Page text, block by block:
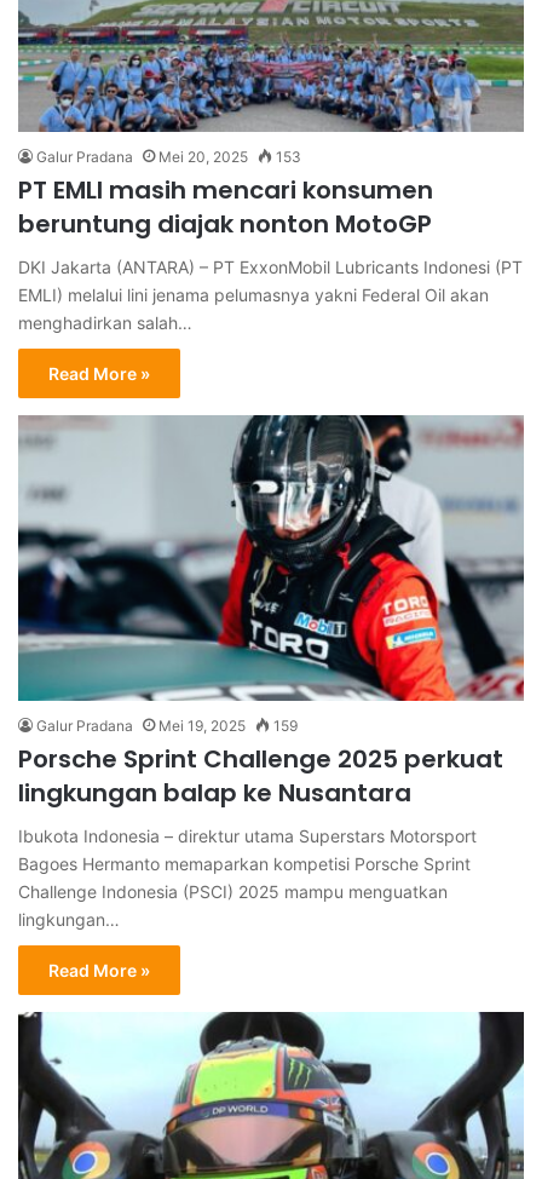
Galur Pradana Mei 20, 2025 153
PT EMLI masih mencari konsumen
beruntung diajak nonton MotoGP
DKI Jakarta (ANTARA) – PT ExxonMobil Lubricants Indonesi (PT
EMLI) melalui lini jenama pelumasnya yakni Federal Oil akan
menghadirkan salah…
Read More »
Galur Pradana Mei 19, 2025 159
Porsche Sprint Challenge 2025 perkuat
lingkungan balap ke Nusantara
Ibukota Indonesia – direktur utama Superstars Motorsport
Bagoes Hermanto memaparkan kompetisi Porsche Sprint
Challenge Indonesia (PSCI) 2025 mampu menguatkan
lingkungan…
Read More »